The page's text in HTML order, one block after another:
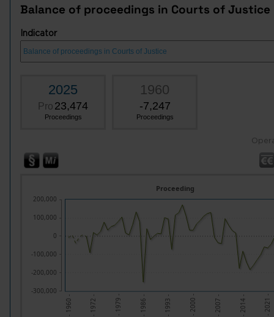
Balance of proceedings in Courts of Justice
Indicator
2025
Pro 23,474
Proceedings
1960
-7,247
Proceedings
- 1960 - - 1972 - - 1979 - - 1986 - - 1993 - - 2000 - - 2007 - - 2014 - - 2021 -
Proceeding
-300,000
-200,000
-100,000
0
100,000
200,000